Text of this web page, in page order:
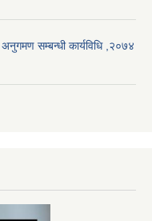
सम्बन्धी कार्यविधि ,२०७४